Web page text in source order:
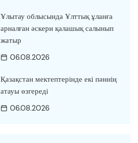
Ұлытау облысында Ұлттық ұланға
арналған әскери қалашық салынып
жатыр
06.08.2026
Қазақстан мектептерінде екі пәннің
атауы өзгереді
06.08.2026